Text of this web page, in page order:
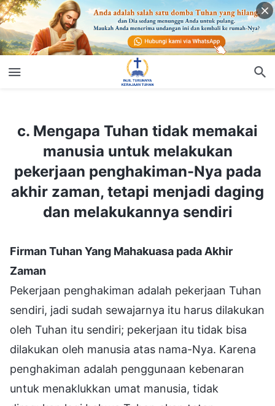
c. Mengapa Tuhan tidak memakai
manusia untuk melakukan
pekerjaan penghakiman-Nya pada
akhir zaman, tetapi menjadi daging
dan melakukannya sendiri
Firman Tuhan Yang Mahakuasa pada Akhir
Zaman
Pekerjaan penghakiman adalah pekerjaan Tuhan
sendiri, jadi sudah sewajarnya itu harus dilakukan
oleh Tuhan itu sendiri; pekerjaan itu tidak bisa
dilakukan oleh manusia atas nama-Nya. Karena
penghakiman adalah penggunaan kebenaran
untuk menaklukkan umat manusia, tidak